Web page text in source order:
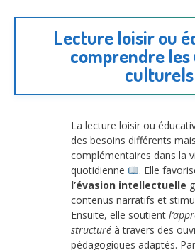
Lecture loisir ou
comprendre les
culturels
La lecture loisir ou
des besoins différents mais
complémentaires dans la
quotidienne
. Elle
l’évasion intellectuelle
contenus narratifs et
Ensuite, elle soutient
structuré à travers des
pédagogiques adaptés.